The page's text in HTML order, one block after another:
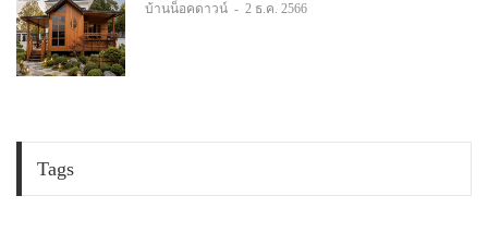
บ้านน็อคดาวน์ - 2 ธ.ค. 2566
Tags